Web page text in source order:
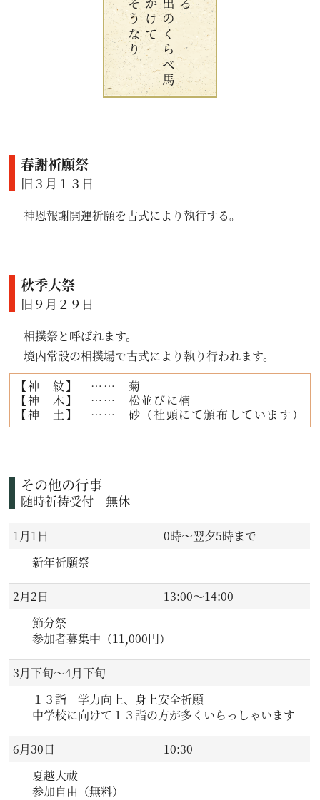
春謝祈願祭
旧３月１３日
神恩報謝開運祈願を古式により執行する。
秋季大祭
旧９月２９日
相撲祭と呼ばれます。
境内常設の相撲場で古式により執り行われます。
【神 紋】 …… 菊
【神 木】 …… 松並びに楠
【神 土】 …… 砂（社頭にて頒布しています）
その他の行事
随時祈祷受付 無休
1月1日
0時～翌夕5時まで
新年祈願祭
2月2日
13:00～14:00
節分祭
参加者募集中（11,000円）
3月下旬～4月下旬
１３詣 学力向上、身上安全祈願
中学校に向けて１３詣の方が多くいらっしゃいます
6月30日
10:30
夏越大祓
参加自由（無料）